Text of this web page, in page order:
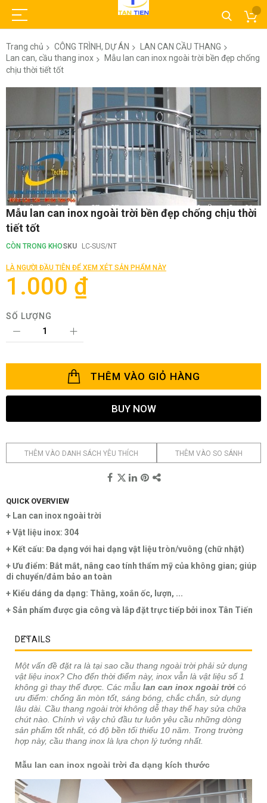
Trang chủ CÔNG TRÌNH, DỰ ÁN
LAN CAN CẦU THANG
Lan can, cầu thang inox
Mẫu lan can inox ngoài trời bền đẹp chống
chịu thời tiết tốt
của
thư
viện
hình
ảnh
Chuyển
đến
phần
đầu
của
viện
hình
Mẫu lan can inox ngoài trời bền đẹp chống chịu thời
tiết tốt
CÒN TRONG KHOSKU LC-SUS/NT
LÀ NGƯỜI ĐẦU TIÊN ĐỂ XEM XÉT SẢN PHẨM NÀY
1.000 ₫
SỐ LƯỢNG
THÊM VÀO GIỎ HÀNG
BUY NOW
THÊM VÀO DANH SÁCH YÊU THÍCH THÊM VÀO SO SÁNH
QUICK OVERVIEW
+ Lan can inox ngoài trời
+ Vật liệu inox: 304
+ Kết cấu: Đa dạng với hai dạng vật liệu tròn/vuông (chữ nhật)
+ Ưu điểm: Bắt mắt, nâng cao tính thẩm mỹ của không gian; giúp
di chuyển/đảm bảo an toàn
+ Kiểu dáng da dạng: Thằng, xoắn ốc, lượn, ...
+ Sản phẩm được gia công và lắp đặt trực tiếp bởi inox Tân Tiến
DETAILS
Một vấn đề đặt ra là tại sao cầu thang ngoài trời phải sử dụng
vật liệu inox? Cho đến thời điểm này, inox vẫn là vật liệu số 1
không gì thay thế được. Các mẫu lan can inox ngoài trời có
ưu điểm: chống ăn mòn tốt, sáng bóng, chắc chắn, sử dụng
lâu dài. Cầu thang ngoài trời không dễ thay thế hay sửa chữa
chút nào. Chính vì vậy chủ đầu tư luôn yêu cầu những dòng
sản phẩm tốt nhất, có độ bền tối thiểu 10 năm. Trong trường
hợp này, cầu thang inox là lựa chọn lý tưởng nhất.
Mẫu lan can inox ngoài trời đa dạng kích thước